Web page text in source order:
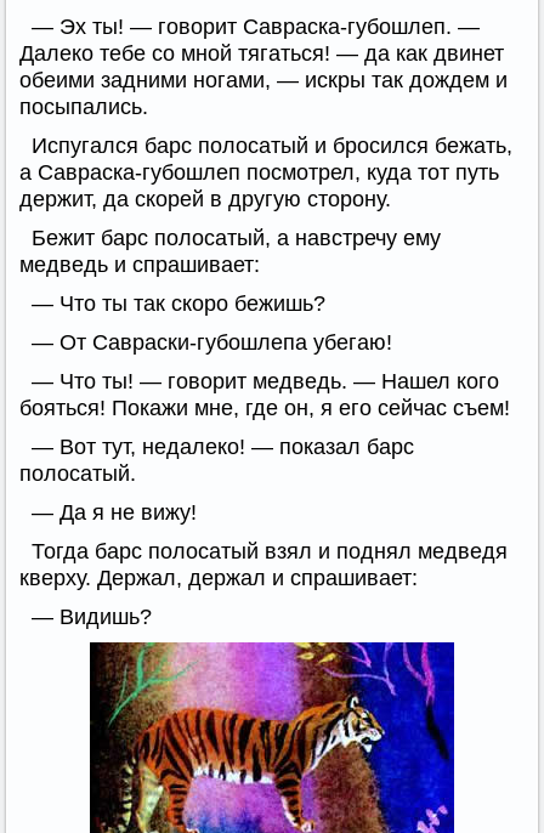
— Эх ты! — говорит Савраска-губошлеп. —
Далеко тебе со мной тягаться! — да как двинет
обеими задними ногами, — искры так дождем и
посыпались.
Испугался барс полосатый и бросился бежать,
а Савраска-губошлеп посмотрел, куда тот путь
держит, да скорей в другую сторону.
Бежит барс полосатый, а навстречу ему
медведь и спрашивает:
— Что ты так скоро бежишь?
— От Савраски-губошлепа убегаю!
— Что ты! — говорит медведь. — Нашел кого
бояться! Покажи мне, где он, я его сейчас съем!
— Вот тут, недалеко! — показал барс
полосатый.
— Да я не вижу!
Тогда барс полосатый взял и поднял медведя
кверху. Держал, держал и спрашивает:
— Видишь?